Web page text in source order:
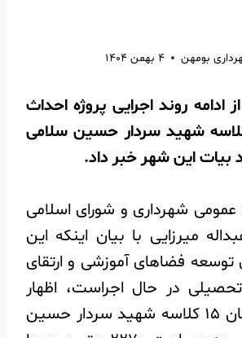
بومهن ۴ بهمن ۱۴۰۴
ادامه روند اجرایی پروژه احداث
۱۵ کلاسه شهید سردار حسین سلامی
بیات این شهر خبر داد.
عمومی شهرداری و شورای اسلامی
میرزایی با بیان اینکه این
توسعه فضاهای آموزشی و ارتقای
در حال اجراست، اظهار
داشت: دبیرستان ۱۵ کلاسه شهید سردار حسین